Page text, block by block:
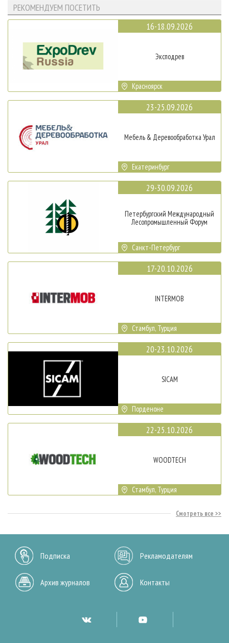
РЕКОМЕНДУЕМ ПОСЕТИТЬ
16-18.09.2026
Эксподрев
Красноярск
23-25.09.2026
Мебель & Деревообработка Урал
Екатеринбург
29-30.09.2026
Петербургский Международный
Лесопромышленный Форум
Санкт-Петербург
17-20.10.2026
INTERMOB
Стамбул, Турция
20-23.10.2026
SICAM
Порденоне
22-25.10.2026
WOODTECH
Стамбул, Турция
Смотреть все
Подписка Рекламодателям
Архив журналов Контакты